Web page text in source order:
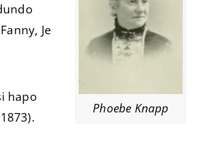
Phoebe Knapp
Je
hapo